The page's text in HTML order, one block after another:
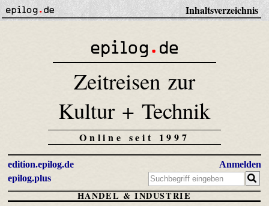
Inhaltsverzeichnis
Zeitreisen zur
Kultur + Technik
Online seit 1997
edition.epilog.de
epilog.plus
Anmelden
HANDEL & INDUSTRIE